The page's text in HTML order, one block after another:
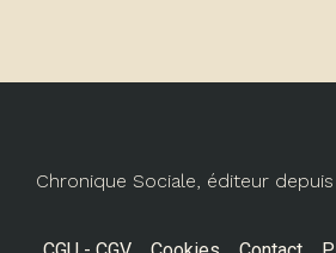
Chronique Sociale, éditeur depuis